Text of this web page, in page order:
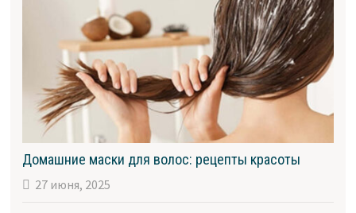
Домашние маски для волос: рецепты красоты
27 июня, 2025